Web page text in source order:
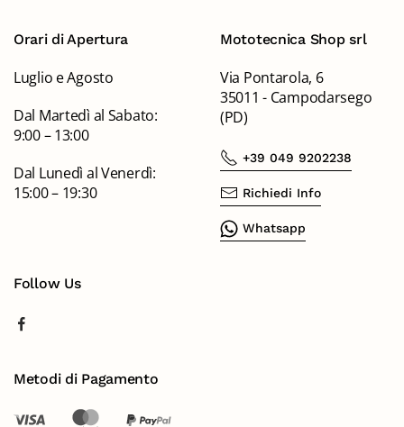
Orari di Apertura
Luglio e Agosto
Dal Martedì al Sabato:
9:00 – 13:00
Dal Lunedì al Venerdì:
15:00 – 19:30
Mototecnica Shop srl
Via Pontarola, 6
35011 - Campodarsego
(PD)
+39 049 9202238
Richiedi Info
Whatsapp
Follow Us
Metodi di Pagamento